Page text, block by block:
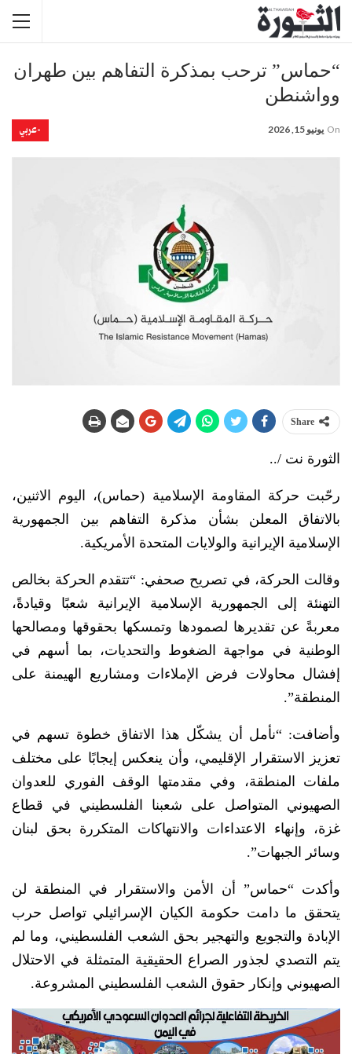
“حماس” ترحب بمذكرة التفاهم بين طهران
وواشنطن
-عربي On يونيو 15, 2026
Share
الثورة نت /..
رحّبت حركة المقاومة الإسلامية (حماس)، اليوم الاثنين،
بالاتفاق المعلن بشأن مذكرة التفاهم بين الجمهورية
الإسلامية الإيرانية والولايات المتحدة الأمريكية.
وقالت الحركة، في تصريح صحفي: “تتقدم الحركة بخالص
التهنئة إلى الجمهورية الإسلامية الإيرانية شعبًا وقيادةً،
معربةً عن تقديرها لصمودها وتمسكها بحقوقها ومصالحها
الوطنية في مواجهة الضغوط والتحديات، بما أسهم في
إفشال محاولات فرض الإملاءات ومشاريع الهيمنة على
المنطقة”.
وأضافت: “نأمل أن يشكّل هذا الاتفاق خطوة تسهم في
تعزيز الاستقرار الإقليمي، وأن ينعكس إيجابًا على مختلف
ملفات المنطقة، وفي مقدمتها الوقف الفوري للعدوان
الصهيوني المتواصل على شعبنا الفلسطيني في قطاع
غزة، وإنهاء الاعتداءات والانتهاكات المتكررة بحق لبنان
وسائر الجبهات”.
وأكدت “حماس” أن الأمن والاستقرار في المنطقة لن
يتحقق ما دامت حكومة الكيان الإسرائيلي تواصل حرب
الإبادة والتجويع والتهجير بحق الشعب الفلسطيني، وما لم
يتم التصدي لجذور الصراع الحقيقية المتمثلة في الاحتلال
الصهيوني وإنكار حقوق الشعب الفلسطيني المشروعة.